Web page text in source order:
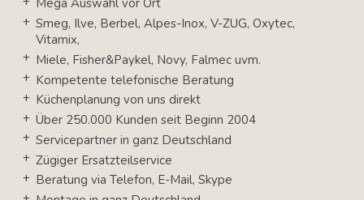
Mega Auswahl vor Ort
Smeg, Ilve, Berbel, Alpes-Inox, V-ZUG, Oxytec,
Vitamix,
Miele, Fisher&Paykel, Novy, Falmec uvm.
Kompetente telefonische Beratung
Küchenplanung von uns direkt
Über 250.000 Kunden seit Beginn 2004
Servicepartner in ganz Deutschland
Zügiger Ersatzteilservice
Beratung via Telefon, E-Mail, Skype